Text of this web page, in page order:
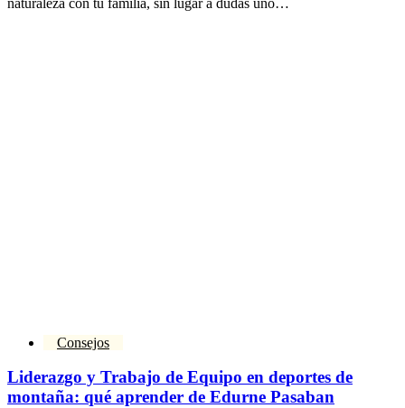
Consejos
Liderazgo y Trabajo de Equipo en deportes de
montaña: qué aprender de Edurne Pasaban